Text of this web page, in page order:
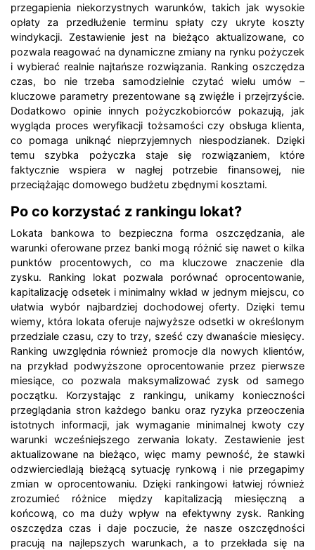
przegapienia niekorzystnych warunków, takich jak wysokie
opłaty za przedłużenie terminu spłaty czy ukryte koszty
windykacji. Zestawienie jest na bieżąco aktualizowane, co
pozwala reagować na dynamiczne zmiany na rynku pożyczek
i wybierać realnie najtańsze rozwiązania. Ranking oszczędza
czas, bo nie trzeba samodzielnie czytać wielu umów –
kluczowe parametry prezentowane są zwięźle i przejrzyście.
Dodatkowo opinie innych pożyczkobiorców pokazują, jak
wygląda proces weryfikacji tożsamości czy obsługa klienta,
co pomaga uniknąć nieprzyjemnych niespodzianek. Dzięki
temu szybka pożyczka staje się rozwiązaniem, które
faktycznie wspiera w nagłej potrzebie finansowej, nie
przeciążając domowego budżetu zbędnymi kosztami.
Po co korzystać z rankingu lokat?
Lokata bankowa to bezpieczna forma oszczędzania, ale
warunki oferowane przez banki mogą różnić się nawet o kilka
punktów procentowych, co ma kluczowe znaczenie dla
zysku. Ranking lokat pozwala porównać oprocentowanie,
kapitalizację odsetek i minimalny wkład w jednym miejscu, co
ułatwia wybór najbardziej dochodowej oferty. Dzięki temu
wiemy, która lokata oferuje najwyższe odsetki w określonym
przedziale czasu, czy to trzy, sześć czy dwanaście miesięcy.
Ranking uwzględnia również promocje dla nowych klientów,
na przykład podwyższone oprocentowanie przez pierwsze
miesiące, co pozwala maksymalizować zysk od samego
początku. Korzystając z rankingu, unikamy konieczności
przeglądania stron każdego banku oraz ryzyka przeoczenia
istotnych informacji, jak wymaganie minimalnej kwoty czy
warunki wcześniejszego zerwania lokaty. Zestawienie jest
aktualizowane na bieżąco, więc mamy pewność, że stawki
odzwierciedlają bieżącą sytuację rynkową i nie przegapimy
zmian w oprocentowaniu. Dzięki rankingowi łatwiej również
zrozumieć różnice między kapitalizacją miesięczną a
końcową, co ma duży wpływ na efektywny zysk. Ranking
oszczędza czas i daje poczucie, że nasze oszczędności
pracują na najlepszych warunkach, a to przekłada się na